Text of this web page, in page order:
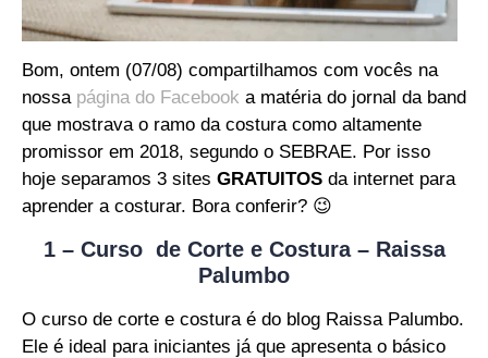
Bom, ontem (07/08) compartilhamos com vocês na
nossa página do Facebook a matéria do jornal da band
que mostrava o ramo da costura como altamente
promissor em 2018, segundo o SEBRAE. Por isso
hoje separamos 3 sites GRATUITOS da internet para
aprender a costurar. Bora conferir? 😉
1 – Curso de Corte e Costura – Raissa
Palumbo
O curso de corte e costura é do blog Raissa Palumbo.
Ele é ideal para iniciantes já que apresenta o básico